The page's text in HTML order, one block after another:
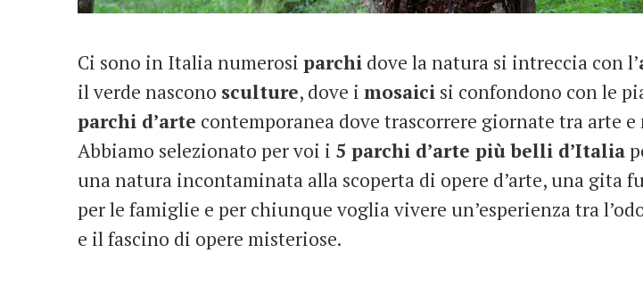
Ci sono in Italia numerosi parchi dove la natura si intreccia con l’
il verde nascono sculture, dove i mosaici si confondono con le
parchi d’arte contemporanea dove trascorrere giornate tra arte e
Abbiamo selezionato per voi i 5 parchi d’arte più belli d’Italia
una natura incontaminata alla scoperta di opere d’arte, una gita
per le famiglie e per chiunque voglia vivere un’esperienza tra
e il fascino di opere misteriose.